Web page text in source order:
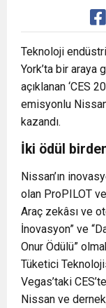
Teknoloji
York’ta bir araya
açıklanan ‘CES
emisyonlu
kazandı.
İki ödül
Nissan’ın
olan ProPILOT
Araç zekâsı ve
İnovasyon” ve
Onur Ödülü”
Tüketici
Vegas’taki
Nissan ve